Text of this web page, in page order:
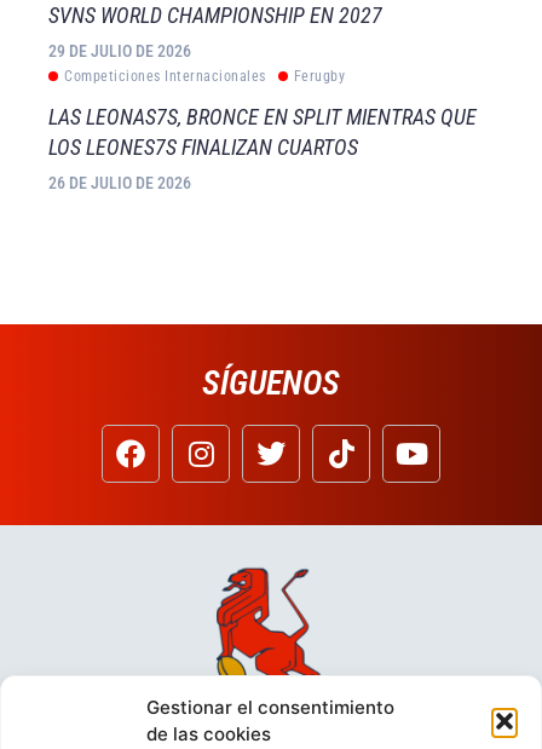
Gestionar el consentimiento
de las cookies
SVNS WORLD CHAMPIONSHIP EN 2027
29 DE JULIO DE 2026
Competiciones Internacionales Ferugby
LAS LEONAS7S, BRONCE EN SPLIT MIENTRAS QUE
LOS LEONES7S FINALIZAN CUARTOS
26 DE JULIO DE 2026
SÍGUENOS